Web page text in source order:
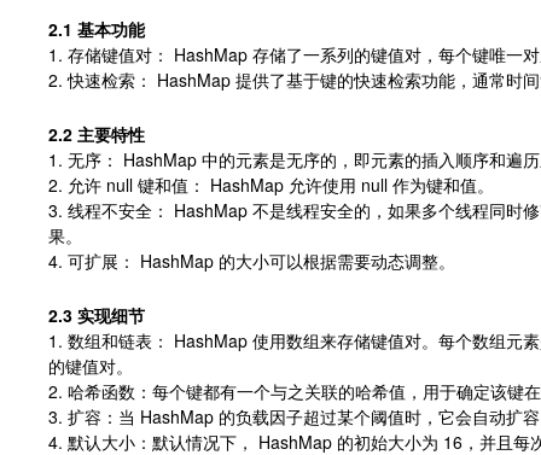
2.1 基本功能
1. 存储键值对： HashMap 存储了一系列的键值对，每个键唯一
2. 快速检索： HashMap 提供了基于键的快速检索功能，通常时
2.2 主要特性
1. 无序： HashMap 中的元素是无序的，即元素的插入顺序和遍
2. 允许 null 键和值： HashMap 允许使用 null 作为键和值。
3. 线程不安全： HashMap 不是线程安全的，如果多个线程同时
果。
4. 可扩展： HashMap 的大小可以根据需要动态调整。
2.3 实现细节
1. 数组和链表： HashMap 使用数组来存储键值对。每个数组元
的键值对。
2. 哈希函数：每个键都有一个与之关联的哈希值，用于确定该键
3. 扩容：当 HashMap 的负载因子超过某个阈值时，它会自动扩
4. 默认大小：默认情况下， HashMap 的初始大小为 16，并且每